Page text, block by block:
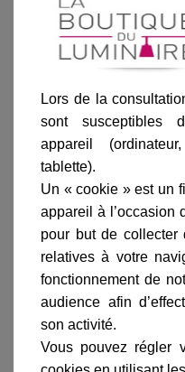
Blanc Vert de gris
Lors de la
sont susceptibles
appareil
tablette).
Un « cookie » est un
appareil à l’occasion
pour but de collecter
relatives à votre
fonctionnement de
audience afin
son activité.
Vous pouvez régler